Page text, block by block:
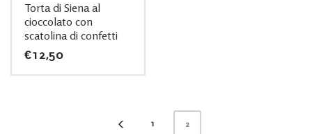
Torta di Siena al
cioccolato con
scatolina di confetti
€12,50
1 2